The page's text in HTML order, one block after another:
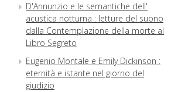
D'Annunzio e le semantiche dell'
acustica notturna : letture del suono
dalla Contemplazione della morte al
Libro Segreto
Eugenio Montale e Emily Dickinson :
eternità e istante nel giorno del
giudizio